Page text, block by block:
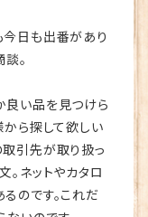
日も出番があり
。
良い品を見つけら
から探して欲しい
引先が取り扱っ
。ネットやカタロ
のです。これだ